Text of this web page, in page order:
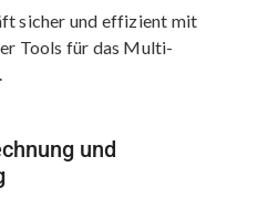
sicher und effizient mit
Tools für das Multi-
und